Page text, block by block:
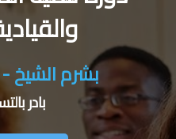
بشرم الشيخ -
بادر